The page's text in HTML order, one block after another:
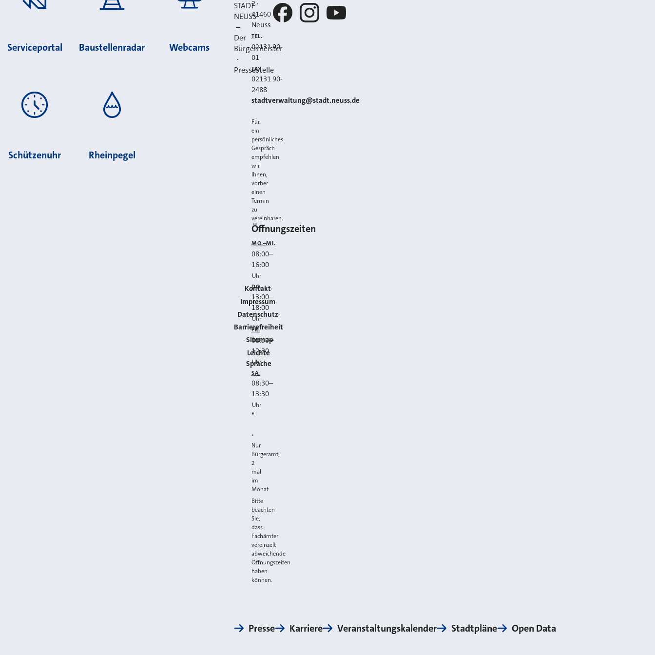
Serviceportal Baustellenradar Webcams
Schützenuhr Rheinpegel
STADT
NEUSS
–
Der
Bürgermeister
·
Pressestelle
Kontakt
Impressum
Datenschutz
Barrierefreiheit
Sitemap
Leichte
Sprache
2 ·
41460
Neuss
TEL.
02131 90-
01
FAX
02131 90-
2488
E-MAIL
stadtverwaltung@stadt.neuss.de
Für
ein
persönliches
Gespräch
empfehlen
wir
Ihnen,
vorher
einen
Termin
zu
vereinbaren.
Öffnungszeiten
MO.–MI.
08:00–
16:00
Uhr
DO.
13:00–
18:00
Uhr
FR.
08:30–
12:30
Uhr
SA.
08:30–
13:30
Uhr
*
*
Nur
Bürgeramt,
2
mal
im
Monat
Bitte
beachten
Sie,
dass
Fachämter
vereinzelt
abweichende
Öffnungszeiten
haben
können.
Presse Karriere Veranstaltungskalender Stadtpläne Open Data